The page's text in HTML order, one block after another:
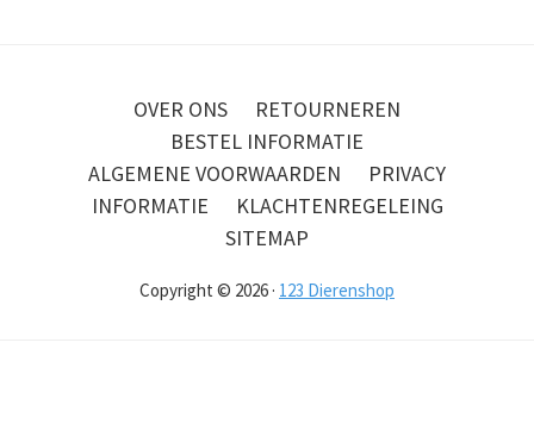
OVER ONS
RETOURNEREN
BESTEL INFORMATIE
ALGEMENE VOORWAARDEN
PRIVACY
INFORMATIE
KLACHTENREGELEING
SITEMAP
Copyright © 2026 · 123 Dierenshop